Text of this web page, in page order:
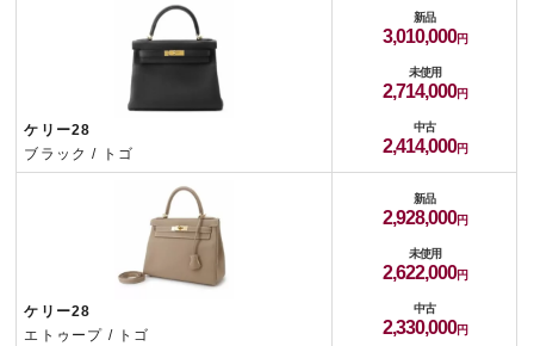
ケリー28
ブラック / トゴ
新品
3,010,000
未使用
2,714,000
中古
2,414,000
ケリー28
エトゥープ / トゴ
新品
2,928,000
未使用
2,622,000
中古
2,330,000